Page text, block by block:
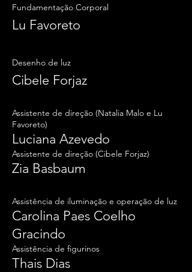
Fundamentação Corporal
Lu Favoreto
Desenho de luz
Cibele Forjaz
Assistente de direção (Natalia Malo e Lu
Favoreto)
Luciana Azevedo
Assistente de direção (Cibele Forjaz)
Zia Basbaum
Assistência de iluminação e operação de luz
Carolina Paes Coelho
Gracindo
Assistência de figurinos
Thais Dias